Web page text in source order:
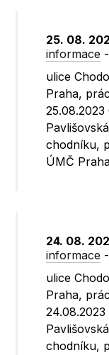
25. 08.
informace
ulice
Praha,
chodníku,
ÚMČ
24. 08.
informace
ulice
Praha,
chodníku,